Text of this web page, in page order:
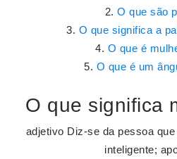
O que são
O que significa a
O que é
O que é um
O que significa
adjetivo Diz-se da pessoa
inteligente;